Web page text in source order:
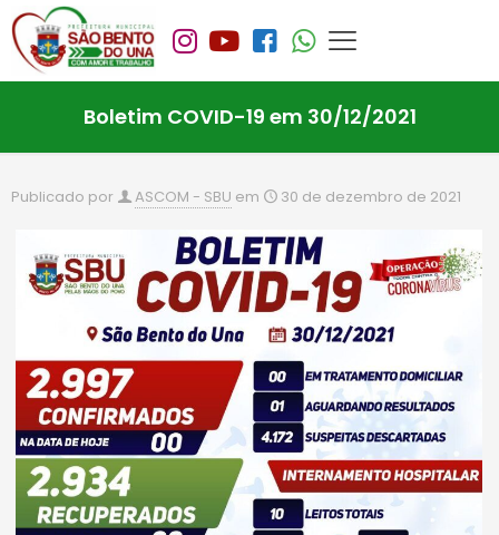
Boletim COVID-19 em 30/12/2021
Publicado por ASCOM - SBU em 30 de dezembro de 2021